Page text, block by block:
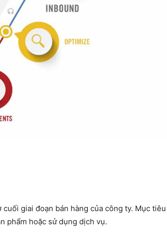
giai đoạn bán hàng của công ty. Mục tiêu
phẩm hoặc sử dụng dịch vụ.